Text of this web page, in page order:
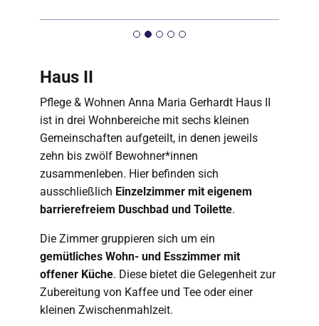
Haus II
Pflege & Wohnen Anna Maria Gerhardt Haus II
ist in drei Wohnbereiche mit sechs kleinen
Gemeinschaften aufgeteilt, in denen jeweils
zehn bis zwölf Bewohner*innen
zusammenleben. Hier befinden sich
ausschließlich Einzelzimmer mit eigenem
barrierefreiem Duschbad und Toilette.
Die Zimmer gruppieren sich um ein
gemütliches Wohn- und Esszimmer mit
offener Küche. Diese bietet die Gelegenheit zur
Zubereitung von Kaffee und Tee oder einer
kleinen Zwischenmahlzeit.